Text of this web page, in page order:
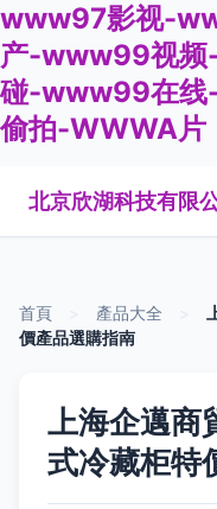
www97影视-
产-www99视
碰-www99在
偷拍-WWWA片
北京欣湖科技有限
首頁 產品大全
價產品選購指南
上海企邁商
式冷藏柜特